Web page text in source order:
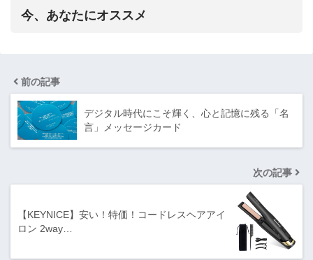
今、あなたにオススメ
前の記事
デジタル時代にこそ輝く、心と記憶に残る「名
言」メッセージカード
次の記事
【KEYNICE】安い！特価！コードレスヘアアイ
ロン 2way…